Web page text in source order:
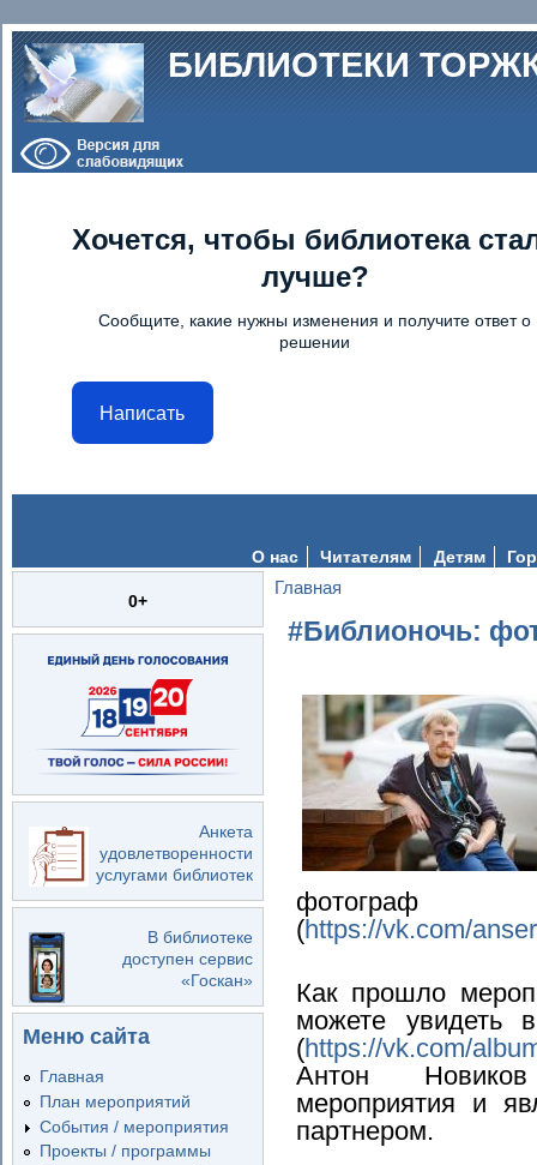
Перейти к основному содержанию
БИБЛИОТЕКИ
Хочется, чтобы библиотека
лучше?
Сообщите, какие нужны изменения и получите ответ о
решении
Написать
О нас Читателям Детям
0+
Анкета
удовлетворенности
услугами библиотек
В библиотеке
доступен сервис
«Госкан»
Меню сайта
Главная
План мероприятий
События / мероприятия
Проекты / программы
Вы здесь
Главная
#Библионочь:
фотограф
(https://vk.com/
Как прошло
можете увидеть
(https://vk.com/
Антон
мероприятия и
партнером.